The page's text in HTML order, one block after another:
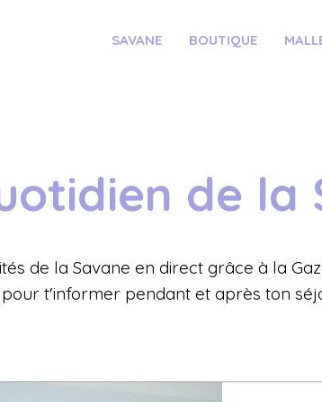
SAVANE BOUTIQUE
de la
de la Savane en direct grâce à la
t'informer pendant et après ton